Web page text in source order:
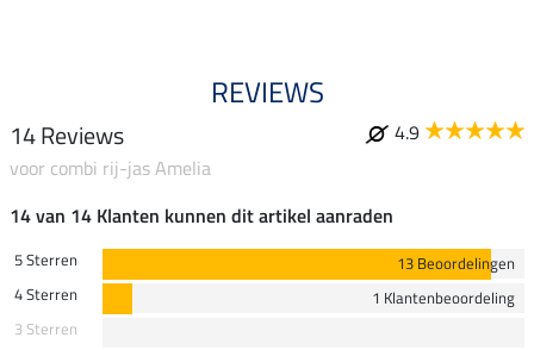
REVIEWS
14 Reviews
4.9
voor combi rij-jas Amelia
14 van 14 Klanten kunnen dit artikel aanraden
5 Sterren
13 Beoordelingen
4 Sterren
1 Klantenbeoordeling
3 Sterren